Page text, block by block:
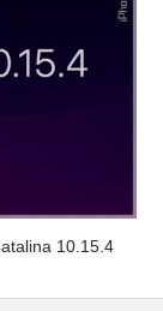
10.15.4